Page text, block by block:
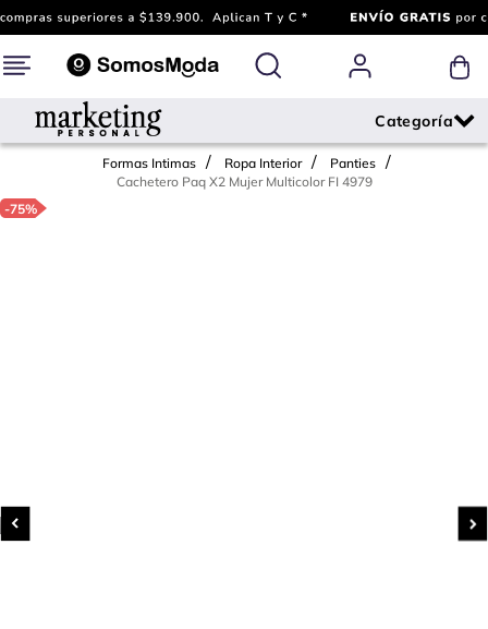
Formas Intimas Ropa Interior
Panties
Cachetero Paq X2 Mujer Multicolor FI 4979
-75%